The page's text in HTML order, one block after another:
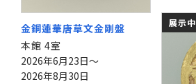
金銅蓮華唐草文金剛盤
本館 4室
2026年6月23日～
2026年8月30日
展示中